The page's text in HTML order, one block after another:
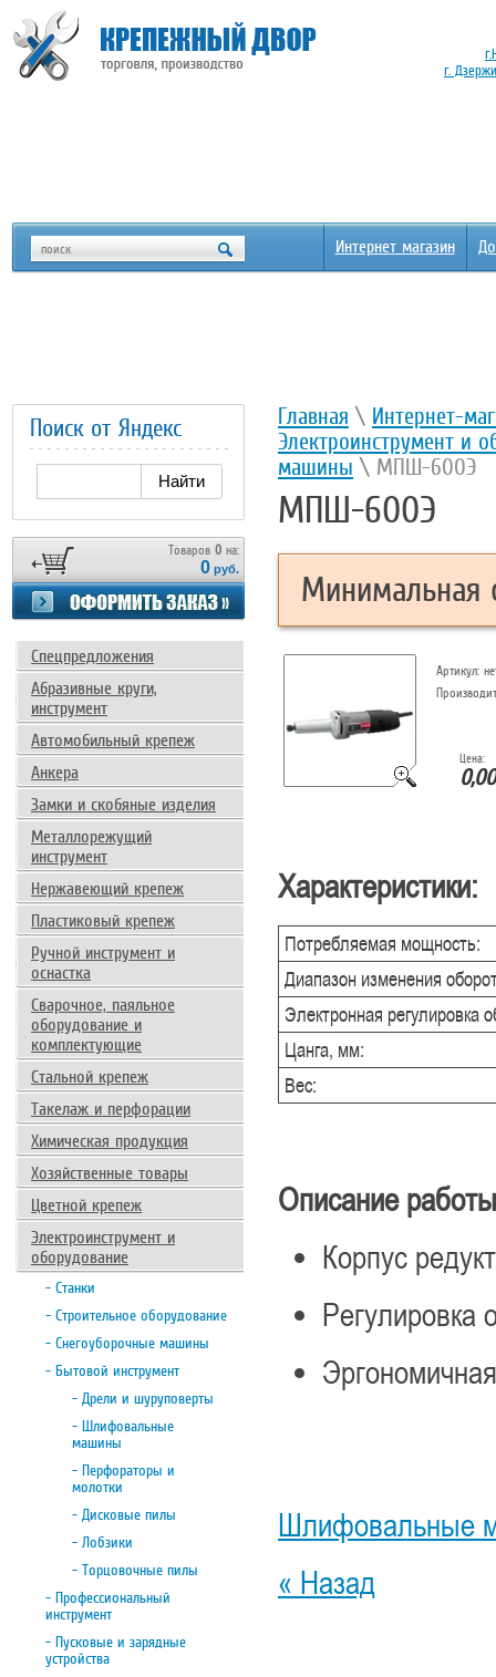
Интернет магазин
г.
Главная \ Интернет-
Электроинструмент и
машины \ МПШ-600Э
МПШ-600Э
Минимальная
Артикул:
Цена:
0,00
Характеристики:
Потребляемая мощность:
Диапазон изменения
Электронная регулировка
Цанга, мм:
Вес:
Описание
Корпус
Регулировка
Шлифовальные
« Назад
Поиск от Яндекс
Товаров 0 на:
0 руб.
Спецпредложения
Абразивные круги,
инструмент
Автомобильный крепеж
Анкера
Замки и скобяные изделия
Металлорежущий
инструмент
Нержавеющий крепеж
Пластиковый крепеж
Ручной инструмент и
оснастка
Сварочное, паяльное
оборудование и
комплектующие
Стальной крепеж
Такелаж и перфорации
Химическая продукция
Хозяйственные товары
Цветной крепеж
Электроинструмент и
оборудование
- Станки
- Строительное оборудование
- Снегоуборочные машины
- Бытовой инструмент
- Дрели и шуруповерты
- Шлифовальные
машины
- Перфораторы и
молотки
- Дисковые пилы
- Лобзики
- Торцовочные пилы
- Профессиональный
инструмент
- Пусковые и зарядные
устройства